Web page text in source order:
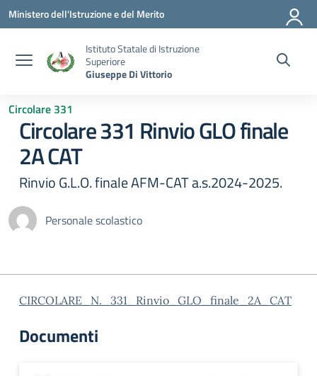
Vai ai contenuti
Vai al menu di navigazione
Vai al footer
Ministero dell'Istruzione e del Merito
Istituto Statale di Istruzione
Superiore
Giuseppe Di Vittorio
Circolare 331
Circolare 331 Rinvio GLO finale
2A CAT
Rinvio G.L.O. finale AFM-CAT a.s.2024-2025.
Personale scolastico
CIRCOLARE_N._331_Rinvio_GLO_finale_2A_CAT
Documenti